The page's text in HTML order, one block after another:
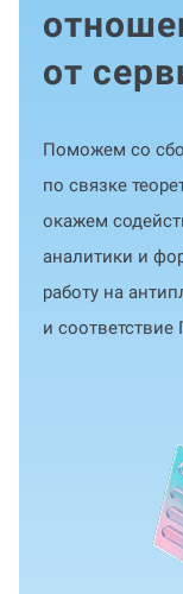
от
Поможем со
по связке
окажем
аналитики и
работу на
и соответствие